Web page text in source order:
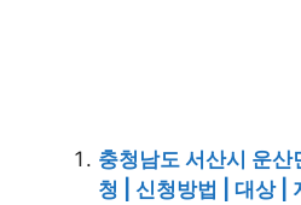
충청남도 서산시 운산
청 | 신청방법 | 대상 |